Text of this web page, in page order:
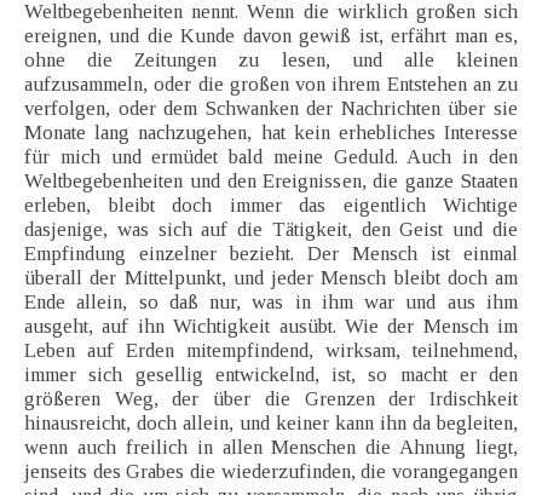
Weltbegebenheiten nennt. Wenn die wirklich großen sich
ereignen, und die Kunde davon gewiß ist, erfährt man es,
ohne die Zeitungen zu lesen, und alle kleinen
aufzusammeln, oder die großen von ihrem Entstehen an zu
verfolgen, oder dem Schwanken der Nachrichten über sie
Monate lang nachzugehen, hat kein erhebliches Interesse
für mich und ermüdet bald meine Geduld. Auch in den
Weltbegebenheiten und den Ereignissen, die ganze Staaten
erleben, bleibt doch immer das eigentlich Wichtige
dasjenige, was sich auf die Tätigkeit, den Geist und die
Empfindung einzelner bezieht. Der Mensch ist einmal
überall der Mittelpunkt, und jeder Mensch bleibt doch am
Ende allein, so daß nur, was in ihm war und aus ihm
ausgeht, auf ihn Wichtigkeit ausübt. Wie der Mensch im
Leben auf Erden mitempfindend, wirksam, teilnehmend,
immer sich gesellig entwickelnd, ist, so macht er den
größeren Weg, der über die Grenzen der Irdischkeit
hinausreicht, doch allein, und keiner kann ihn da begleiten,
wenn auch freilich in allen Menschen die Ahnung liegt,
jenseits des Grabes die wiederzufinden, die vorangegangen